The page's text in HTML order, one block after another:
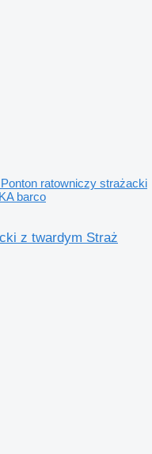
ratowniczy strażacki
barco
z twardym Straż